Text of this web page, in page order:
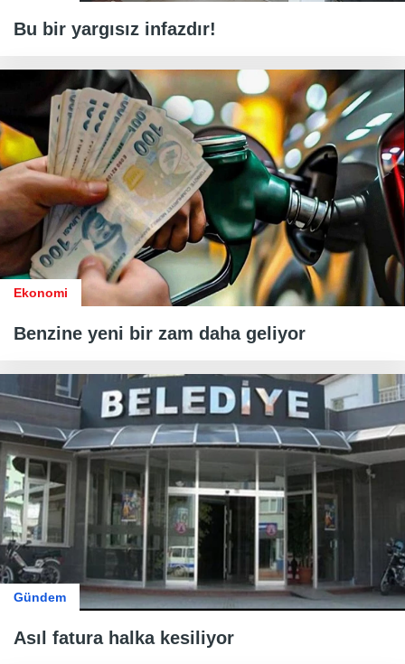
Bu bir yargısız infazdır!
Ekonomi
Benzine yeni bir zam daha geliyor
Gündem
Asıl fatura halka kesiliyor